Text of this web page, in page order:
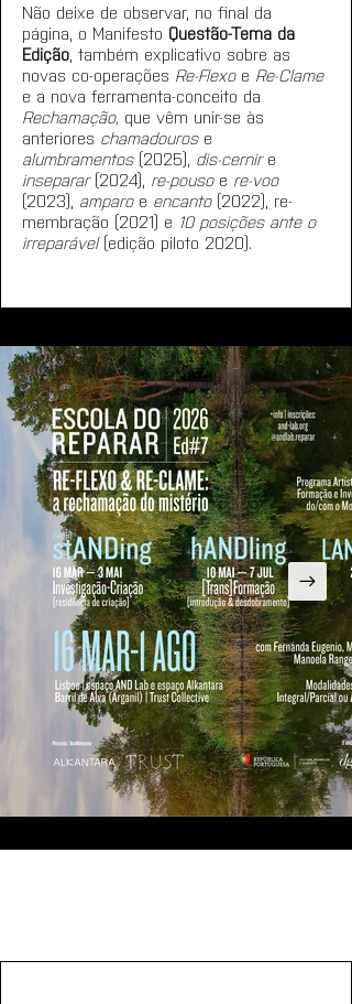
Não deixe de observar, no final da
página, o Manifesto Questão-Tema da
Edição, também explicativo sobre as
novas co-operações Re-Flexo e Re-Clame
e a nova ferramenta-conceito da
Rechamação, que vêm unir-se às
anteriores chamadouros e
alumbramentos (2025), dis-cernir e
inseparar (2024), re-pouso e re-voo
(2023), amparo e encanto (2022), re-
membração (2021) e 10 posições ante o
irreparável (edição piloto 2020).